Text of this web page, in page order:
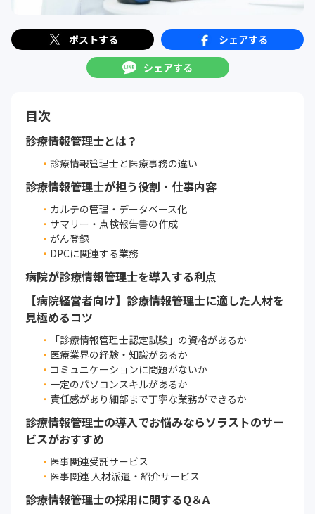
ポストする
シェアする
シェアする
目次
診療情報管理士とは？
診療情報管理士と医療事務の違い
診療情報管理士が担う役割・仕事内容
カルテの管理・データベース化
サマリー・点検報告書の作成
がん登録
DPCに関連する業務
病院が診療情報管理士を導入する利点
【病院経営者向け】診療情報管理士に適した人材を
見極めるコツ
「診療情報管理士認定試験」の資格があるか
医療業界の経験・知識があるか
コミュニケーションに問題がないか
一定のパソコンスキルがあるか
責任感があり細部まで丁寧な業務ができるか
診療情報管理士の導入でお悩みならソラストのサー
ビスがおすすめ
医事関連受託サービス
医事関連 人材派遣・紹介サービス
診療情報管理士の採用に関するQ＆A